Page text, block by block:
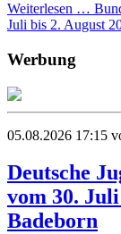
Weiterlesen …
Juli bis 2. August
Werbung
05.08.2026 17:15
Deutsche
vom 30.
Badeborn